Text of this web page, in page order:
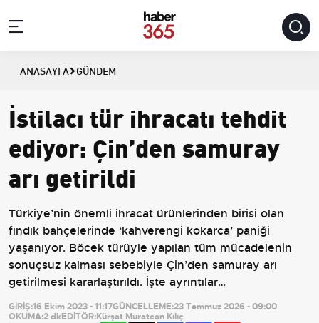
ANASAYFA GÜNDEM
İstilacı tür ihracatı tehdit
ediyor: Çin’den samuray
arı getirildi
Türkiye’nin önemli ihracat ürünlerinden birisi olan
fındık bahçelerinde ‘kahverengi kokarca’ paniği
yaşanıyor. Böcek türüyle yapılan tüm mücadelenin
sonuçsuz kalması sebebiyle Çin’den samuray arı
getirilmesi kararlaştırıldı. İşte ayrıntılar…
GİRİŞ:16 Ekim 2023 - 11:17GÜNCELLEME:23 Temmuz 2026 - 09:00
OKUMA:2 dkEDİTÖR:Kürşat Muratcan Kılıç